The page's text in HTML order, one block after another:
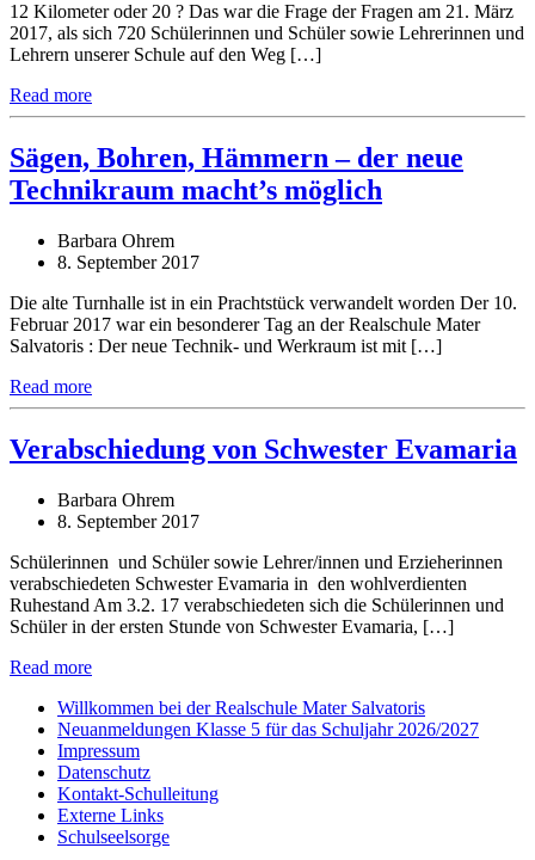
12 Kilometer oder 20 ? Das war die Frage der Fragen am 21. März
2017, als sich 720 Schülerinnen und Schüler sowie Lehrerinnen und
Lehrern unserer Schule auf den Weg […]
Read more
Sägen, Bohren, Hämmern – der neue
Technikraum macht’s möglich
Barbara Ohrem
8. September 2017
Die alte Turnhalle ist in ein Prachtstück verwandelt worden Der 10.
Februar 2017 war ein besonderer Tag an der Realschule Mater
Salvatoris : Der neue Technik- und Werkraum ist mit […]
Read more
Verabschiedung von Schwester Evamaria
Barbara Ohrem
8. September 2017
Schülerinnen und Schüler sowie Lehrer/innen und Erzieherinnen
verabschiedeten Schwester Evamaria in den wohlverdienten
Ruhestand Am 3.2. 17 verabschiedeten sich die Schülerinnen und
Schüler in der ersten Stunde von Schwester Evamaria, […]
Read more
Willkommen bei der Realschule Mater Salvatoris
Neuanmeldungen Klasse 5 für das Schuljahr 2026/2027
Impressum
Datenschutz
Kontakt-Schulleitung
Externe Links
Schulseelsorge